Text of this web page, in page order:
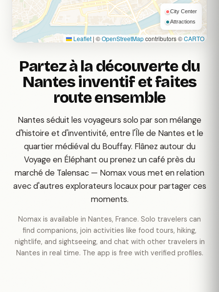
Partez à la découverte du
Nantes inventif et faites
route ensemble
Nantes séduit les voyageurs solo par son mélange
d'histoire et d'inventivité, entre l'Île de Nantes et le
quartier médiéval du Bouffay. Flânez autour du
Voyage en Éléphant ou prenez un café près du
marché de Talensac — Nomax vous met en relation
avec d'autres explorateurs locaux pour partager ces
moments.
Nomax is available in Nantes, France. Solo travelers can
find companions, join activities like food tours, hiking,
nightlife, and sightseeing, and chat with other travelers in
Nantes in real time. The app is free with verified profiles.
City Center
Attractions
Leaflet | ©OpenStreetMapcontributors ©CARTO